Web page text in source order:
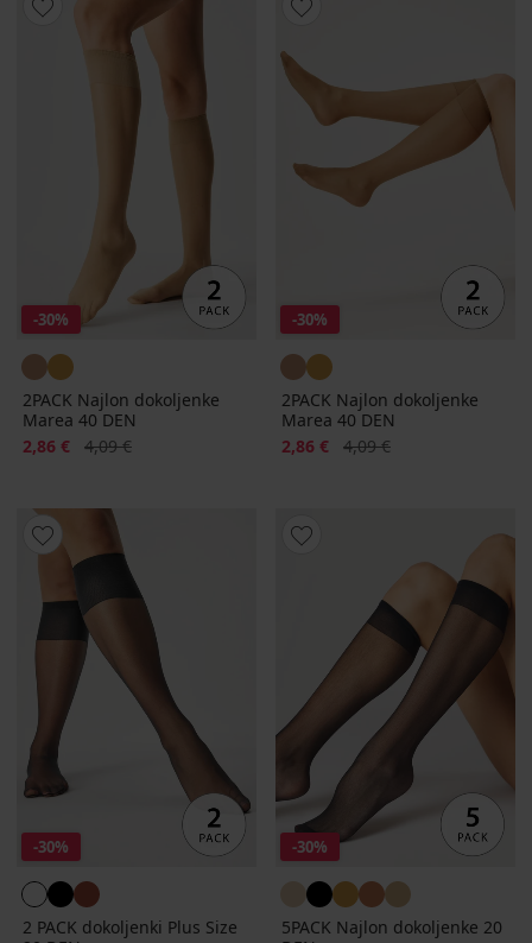
-30%
2PACK Najlon dokoljenke
Marea 40 DEN
Popust
2,86 € Prvobitna cijena
4,09 €
-30%
2PACK Najlon dokoljenke
Marea 40 DEN
Popust
2,86 € Prvobitna cijena
4,09 €
-30%
2 PACK dokoljenki Plus Size
-30%
5PACK Najlon dokoljenke 20